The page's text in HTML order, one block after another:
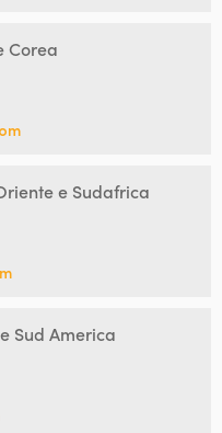
Corea
e Sudafrica
Sud America